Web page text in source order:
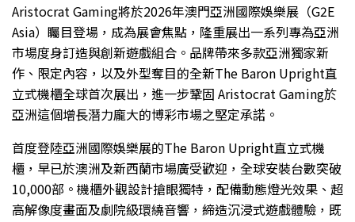
Aristocrat Gaming將於2026年澳門亞洲國際娛樂展（G2E
Asia）矚目登場，成為展會焦點，隆重展出一系列專為亞洲
市場度身訂造與創新遊戲組合。品牌帶來多款亞洲獨家新
作、限定內容，以及外型奪目的全新The Baron Upright直
立式機櫃全球首次展出，進一步鞏固 Aristocrat Gaming於
亞洲這個增長潛力龐大的博彩市場之堅定承諾。
首度登陸亞洲國際娛樂展的The Baron Upright直立式機
櫃，早已於澳洲及新西蘭市場廣受歡迎，全球安裝台數突破
10,000部。機櫃外觀設計搶眼獨特，配備動態燈光效果、超
高解像度畫面及劇院級環繞音響，締造沉浸式遊戲體驗，既